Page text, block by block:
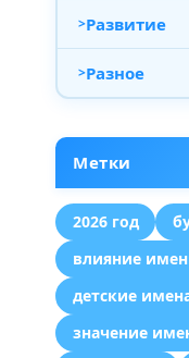
Развитие
Разное
Метки
2026 год
влияние
детские
значение